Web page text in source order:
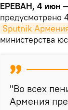
ЕРЕВАН, 4 июн
предусмотрено
Sputnik
министерства
"Во всех
Армения